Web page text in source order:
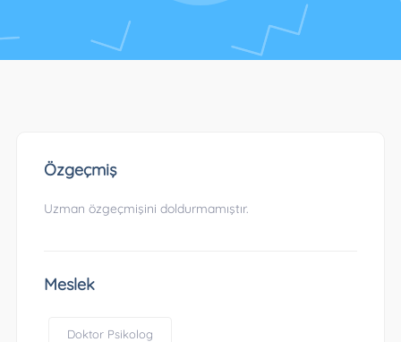
Özgeçmiş
Uzman özgeçmişini doldurmamıştır.
Meslek
Doktor Psikolog